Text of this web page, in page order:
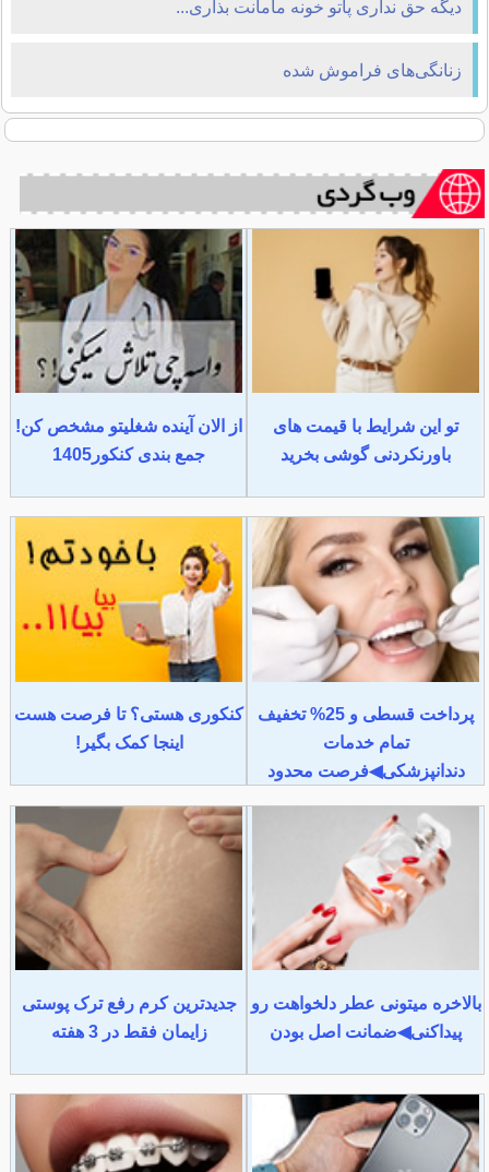
دیگه حق نداری پاتو خونه مامانت بذاری...
زنانگی‌های فراموش شده
تو این شرایط با قیمت های
باورنکردنی گوشی بخرید
از الان آینده شغلیتو مشخص کن!
جمع بندی کنکور1405
پرداخت قسطی و 25% تخفیف
تمام خدمات
دندانپزشکی◀فرصت محدود
کنکوری هستی؟ تا فرصت هست
اینجا کمک بگیر!
بالاخره میتونی عطر دلخواهت رو
پیداکنی◀ضمانت اصل بودن
جدیدترین کرم رفع ترک پوستی
زایمان فقط در 3 هفته